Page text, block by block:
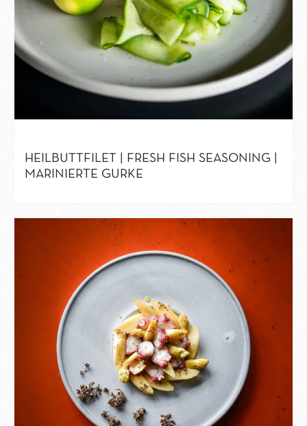
HEILBUTTFILET | FRESH FISH SEASONING |
MARINIERTE GURKE